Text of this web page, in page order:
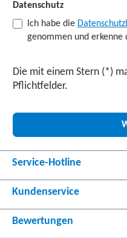
Datenschutz
Ich habe die
genommen und erkenne
Die mit einem Stern (*)
Pflichtfelder.
Service-Hotline
Kundenservice
Bewertungen